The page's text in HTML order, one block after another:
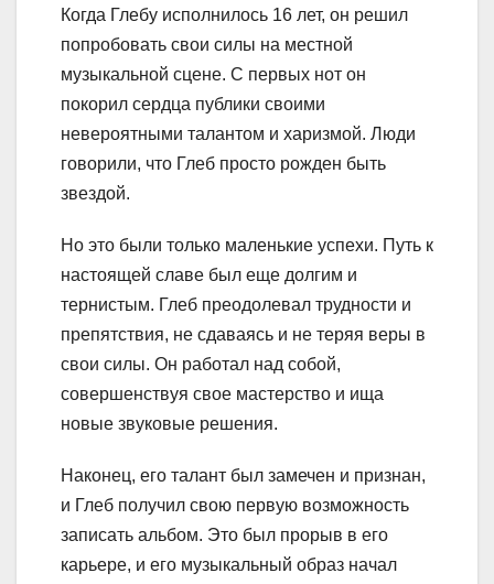
Когда Глебу исполнилось 16 лет, он решил
попробовать свои силы на местной
музыкальной сцене. С первых нот он
покорил сердца публики своими
невероятными талантом и харизмой. Люди
говорили, что Глеб просто рожден быть
звездой.
Но это были только маленькие успехи. Путь к
настоящей славе был еще долгим и
тернистым. Глеб преодолевал трудности и
препятствия, не сдаваясь и не теряя веры в
свои силы. Он работал над собой,
совершенствуя свое мастерство и ища
новые звуковые решения.
Наконец, его талант был замечен и признан,
и Глеб получил свою первую возможность
записать альбом. Это был прорыв в его
карьере, и его музыкальный образ начал